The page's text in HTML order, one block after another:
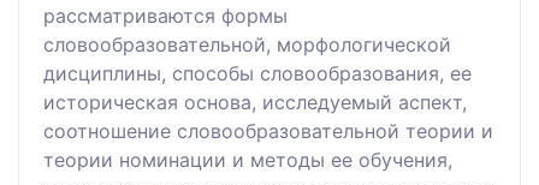
рассматриваются формы
словообразовательной, морфологической
дисциплины, способы словообразования, ее
историческая основа, исследуемый аспект,
соотношение словообразовательной теории и
теории номинации и методы ее обучения,